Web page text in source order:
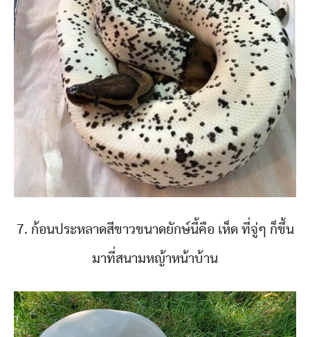
7. ก้อนประหลาดสีขาวขนาดยักษ์นี้คือ เห็ด ที่จู่ๆ ก็ขึ้น
มาที่สนามหญ้าหน้าบ้าน